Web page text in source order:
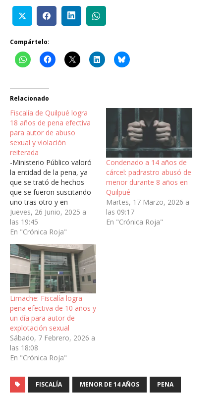
Compártelo:
Relacionado
Fiscalía de Quilpué logra
18 años de pena efectiva
para autor de abuso
sexual y violación
reiterada
-Ministerio Público valoró
la entidad de la pena, ya
que se trató de hechos
que se fueron suscitando
uno tras otro y en
aumento, todos en contra
de la misma víctima.Ante
esta sala del Tribunal de
Juicio Oral en lo Penal de
Viña del Mar, se desarrolló
el juicio en…
Jueves, 26 Junio, 2025 a
las 19:45
En "Crónica Roja"
Condenado a 14 años de
cárcel: padrastro abusó de
menor durante 8 años en
Quilpué
Martes, 17 Marzo, 2026 a
las 09:17
En "Crónica Roja"
Limache: Fiscalía logra
pena efectiva de 10 años y
un día para autor de
explotación sexual
Sábado, 7 Febrero, 2026 a
las 18:08
En "Crónica Roja"
FISCALÍA MENOR DE 14 AÑOS PENA